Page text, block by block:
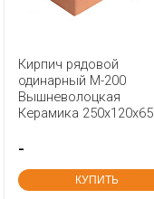
Кирпич рядовой
одинарный М-200
Вышневолоцкая
Керамика 250x120x65
-
КУПИТЬ